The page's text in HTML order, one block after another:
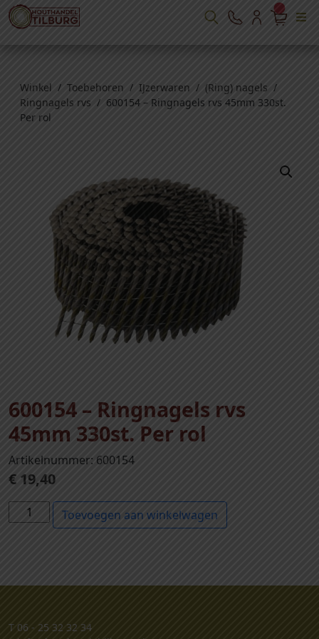
Winkel / Toebehoren / IJzerwaren / (Ring) nagels /
Ringnagels rvs / 600154 – Ringnagels rvs 45mm 330st.
Per rol
600154 – Ringnagels rvs
45mm 330st. Per rol
Artikelnummer: 600154
€ 19,40
0
R
Toevoegen aan winkelwagen
T 06 - 25 32 32 34